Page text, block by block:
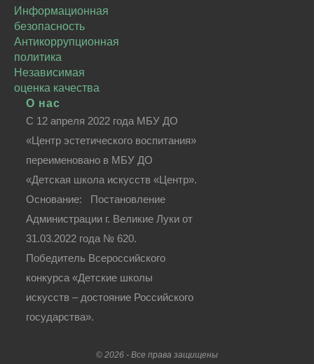
Информационная
безопасность
Антикоррупционная
политика
Независимая
оценка качества
О нас
С 12 апреля 2022 года МБУ ДО
«Центр эстетического воспитания»
переименовано в МБУ ДО
«Детская школа искусств «Центр».
Основание: Постановление
Администрации г. Великие Луки от
31.03.2022 года № 620.
Победитель Всероссийского
конкурса «Детские школы
искусств – достояние Российского
государства».
© 2026 - Все права защищены